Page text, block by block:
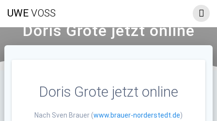
UWE VOSS
Doris Grote jetzt online
Doris Grote jetzt online
Nach Sven Brauer (www.brauer-norderstedt.de)